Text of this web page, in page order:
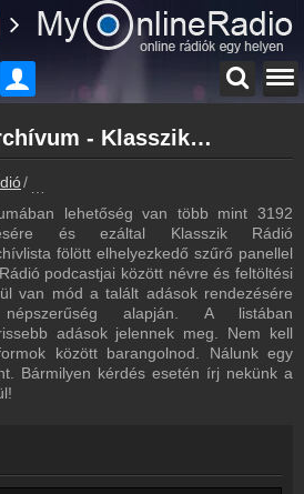
Klasszik Rádió archívum - Klasszik Rádió podcasts - Klasszik Rádió visszahallgatás
lehetőség van több mint 3192
és ezáltal Klasszik Rádió
fölött elhelyezkedő szűrő panellel
podcastjai között névre és feltöltési
van mód a talált adások rendezésére
alapján. A listában
adások jelennek meg. Nem kell
között barangolnod. Nálunk egy
Bármilyen kérdés esetén írj nekünk a